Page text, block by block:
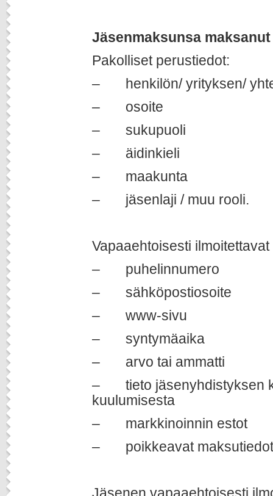
Jäsenmaksunsa
Pakolliset perustiedot:
– henkilön/ yrityksen/
– osoite
– sukupuoli
– äidinkieli
– maakunta
– jäsenlaji / muu rooli.
Vapaaehtoisesti
– puhelinnumero
– sähköpostiosoite
– www-sivu
– syntymäaika
– arvo tai ammatti
– tieto jäsenyhdistyksen
kuulumisesta
– markkinoinnin estot
– poikkeavat